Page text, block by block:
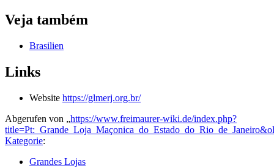
Veja também
Brasilien
Links
Website https://glmerj.org.br/
Abgerufen von „https://www.freimaurer-wiki.de/index.php?
Kategorie:
Grandes Lojas